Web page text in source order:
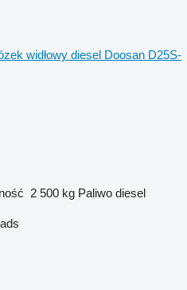
widłowy diesel Doosan D25S-
2 500 kg Paliwo diesel